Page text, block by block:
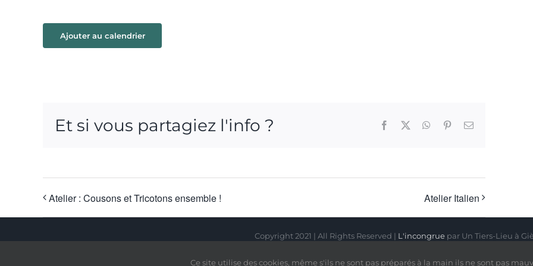
Ajouter au calendrier
Et si vous partagiez l'info ? Facebook WhatsApp
PinterestEmail
Atelier : Cousons et Tricotons ensemble ! Atelier Italien
Copyright 2021 | All Rights Reserved | L'incongruepar Un Tiers-Lieu à
FacebookInstagram
Ce site utilise des cookies, même s'ils ne sont pas préparés à la main ils ne sont pas